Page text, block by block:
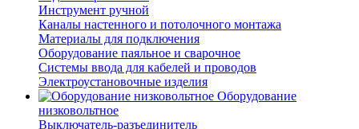
Инструмент ручной
Каналы настенного и потолочного монтажа
Материалы для подключения
Оборудование паяльное и сварочное
Системы ввода для кабелей и проводов
Электроустановочные изделия
Оборудование
низковольтное
Выключатель-разъединитель